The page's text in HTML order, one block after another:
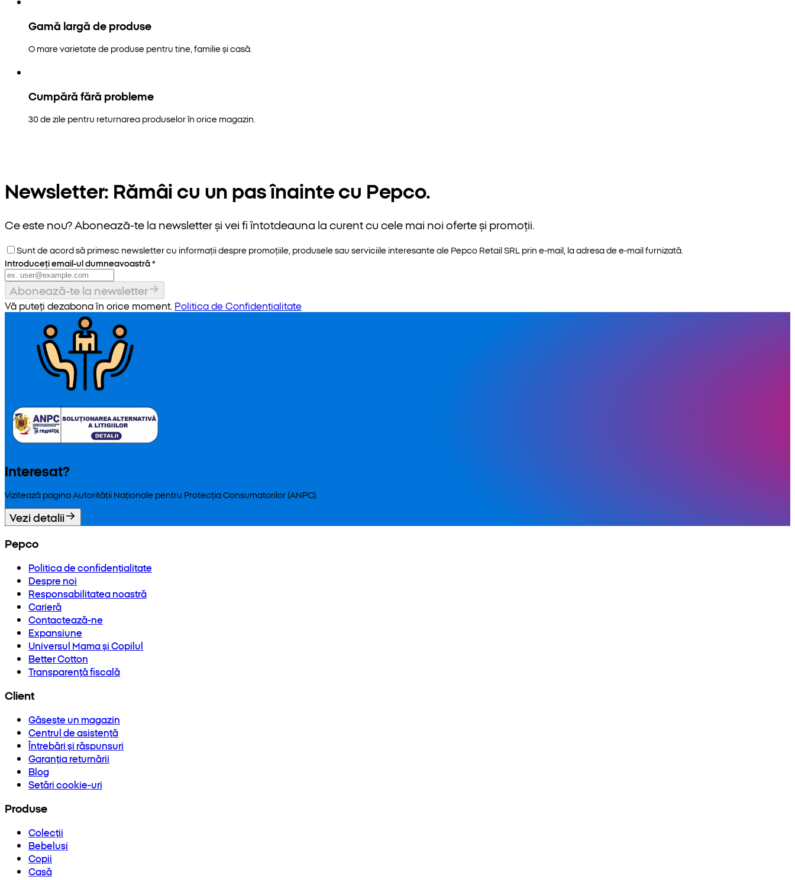
Gamă largă de produse
O mare varietate de produse pentru tine, familie și casă.
Cumpără fără probleme
30 de zile pentru returnarea produselor în orice magazin.
Newsletter: Rămâi cu un pas înainte cu Pepco.
Ce este nou? Abonează-te la newsletter și vei fi întotdeauna la curent cu cele mai noi oferte și promoții.
Sunt de acord să primesc newsletter cu informații despre promoțiile, produsele sau serviciile interesante ale Pepco Retail SRL prin e-mail, la adresa de e-mail furnizată.
Introduceți email-ul dumneavoastră*
Abonează-te la newsletter
Vă puteți dezabona în orice moment. Politica de Confidențialitate
Interesat?
Vizitează pagina Autorității Naționale pentru Protecția Consumatorilor (ANPC).
Vezi detalii
Pepco
Politica de confidențialitate
Despre noi
Responsabilitatea noastră
Carieră
Contactează-ne
Expansiune
Universul Mama și Copilul
Better Cotton
Transparență fiscală
Client
Găsește un magazin
Centrul de asistență
Întrebări și răspunsuri
Garanția returnării
Blog
Setări cookie-uri
Produse
Colecții
Bebeluși
Copii
Casă